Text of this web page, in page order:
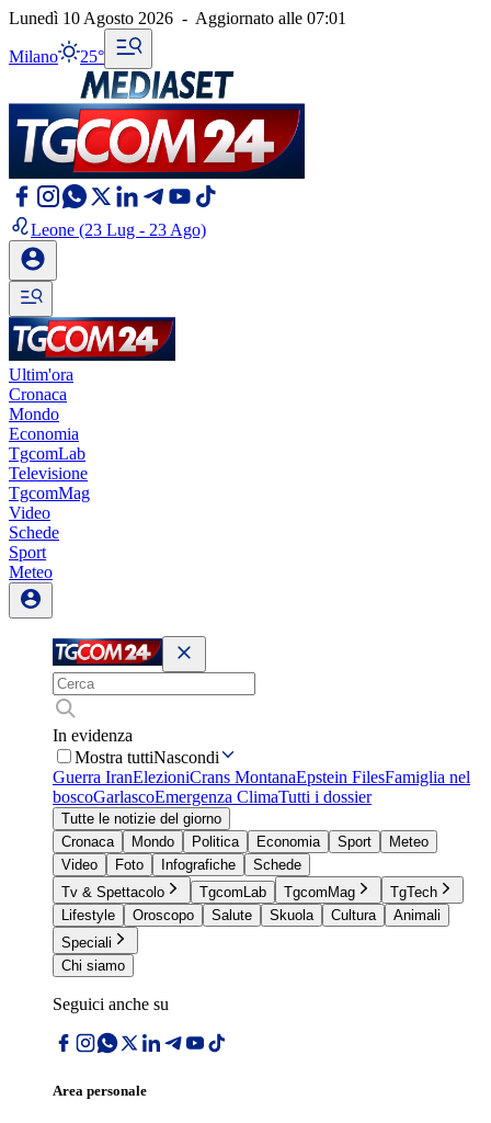
Lunedì 10 Agosto 2026 - Aggiornato alle 07:01
Milano 25°
Leone (23 Lug - 23 Ago)
Ultim'ora
Cronaca
Mondo
Economia
TgcomLab
Televisione
TgcomMag
Video
Schede
Sport
Meteo
In evidenza
Mostra tuttiNascondi
Guerra IranElezioniCrans MontanaEpstein FilesFamiglia nel
boscoGarlascoEmergenza ClimaTutti i dossier
Tutte le notizie del giorno
Cronaca
Mondo Politica Economia Sport
Meteo
Video
Foto Infografiche
Schede
Tv & Spettacolo
TgcomLab TgcomMag
TgTech
Lifestyle
Oroscopo Salute Skuola Cultura
Animali
Speciali
Chi siamo
Seguici anche su
Area personale